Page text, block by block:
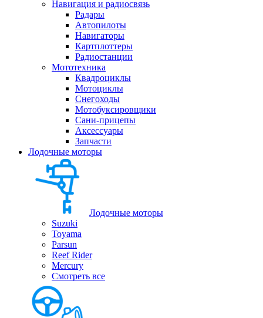
Навигация и радиосвязь
Радары
Автопилоты
Навигаторы
Картплоттеры
Радиостанции
Мототехника
Квадроциклы
Мотоциклы
Снегоходы
Мотобуксировщики
Сани-прицепы
Аксессуары
Запчасти
Лодочные моторы
Лодочные моторы
Suzuki
Toyama
Parsun
Reef Rider
Mercury
Смотреть все